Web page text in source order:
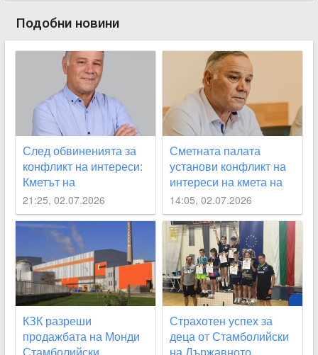
Подобни новини
След обвиненията за
конфликт на интереси:
Кметът на
Стамболийски с първа
позиция
21:25, 02.07.2026
Сметната палата
установи конфликт на
интереси на кмета на
Стамболийски
14:05, 02.07.2026
КЗК разреши
продажбата на Монди
Страхотен успех за
деца от Стамболийски